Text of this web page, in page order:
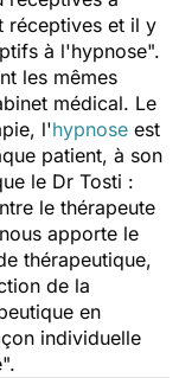
réceptives et il y
à l'hypnose".
les mêmes
médical. Le
l'hypnose est
patient, à son
le Dr Tosti :
le thérapeute
apporte le
thérapeutique,
de la
en
individuelle
".